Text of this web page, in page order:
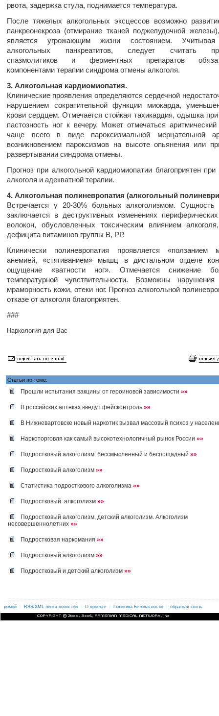
рвота, задержка стула, поднимается температура.
После тяжелых алкогольных эксцессов возможно
панкреонекроза (отмирание тканей поджелудочной
является угрожающим жизни состоянием. Учитывая
алкогольных панкреатитов, следует считать
спазмолитиков и ферментных препаратов
компонентами терапии синдрома отмены алкоголя.
3. Алкогольная кардиомиопатия.
Клинические проявления определяются сердечной
нарушением сократительной функции миокарда,
крови сердцем. Отмечается стойкая тахикардия, одышка при
пастозность ног к вечеру. Может отмечаться
чаще всего в виде пароксизмальной мерцательной
возникновением пароксизмов на высоте опьянения или
развертывании синдрома отмены.
Прогноз при алкогольной кардиомиопатии благоприятен при
алкоголя и адекватной терапии.
4. Алкогольная полиневропатия (алкогольный
Встречается у 20-30% больных алкоголизмом. Сущность
заключается в деструктивных изменениях
волокон, обусловленных токсическим влиянием
дефицита витаминов группы В, РР.
Клинически полиневропатия проявляется «ползанием
анемией, «стягиванием» мышц в дистальном отделе
ощущение «ватности ног». Отмечается снижение
температурной чувствительности. Возможны нарушения
мраморность кожи, отеки ног. Прогноз алкогольной
отказе от алкоголя благоприятен.
###
Наркология для Вас
Статьи по теме:
Прошли испытания вакцины от героиновой зависимости »»
В российских аптеках введут фейсконтроль »»
В Нижневартовске новый наркотик вызвал массовый психоз у
Наркоторговля как самый высокотехнологичный рынок России »»
Подростковый алкоголизм: бессмысленный и беспощадный »»
Подростковый алкоголизм »»
Статистика подросткового алкоголизма »»
Подростковый алкоголизм »»
Подростковый алкоголизм, детский алкоголизм. Алкоголизм
несовершеннолетних »»
Подростковая наркомания »»
Подростковый алкоголизм »»
Подростковый и детский алкоголизм »»
домой | RSS/XML лента новостей | О проекте | Политика Безопасности | обратная связь